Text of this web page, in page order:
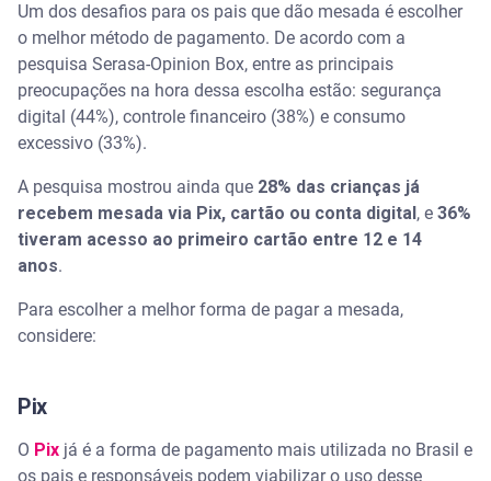
Um dos desafios para os pais que dão mesada é escolher
o melhor método de pagamento. De acordo com a
pesquisa Serasa-Opinion Box, entre as principais
preocupações na hora dessa escolha estão: segurança
digital (44%), controle financeiro (38%) e consumo
excessivo (33%).
A pesquisa mostrou ainda que 28% das crianças já
recebem mesada via Pix, cartão ou conta digital , e 36%
tiveram acesso ao primeiro cartão entre 12 e 14
anos.
Para escolher a melhor forma de pagar a mesada,
considere:
Pix
O Pix já é a forma de pagamento mais utilizada no Brasil e
os pais e responsáveis podem viabilizar o uso desse